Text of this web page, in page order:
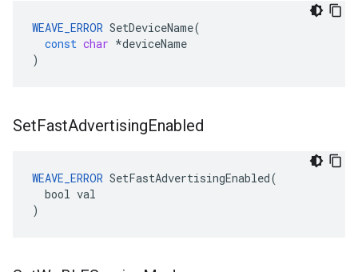
WEAVE_ERROR SetDeviceName(
const char *deviceName
)
SetFastAdvertisingEnabled
WEAVE_ERROR SetFastAdvertisingEnabled(
  bool val
)